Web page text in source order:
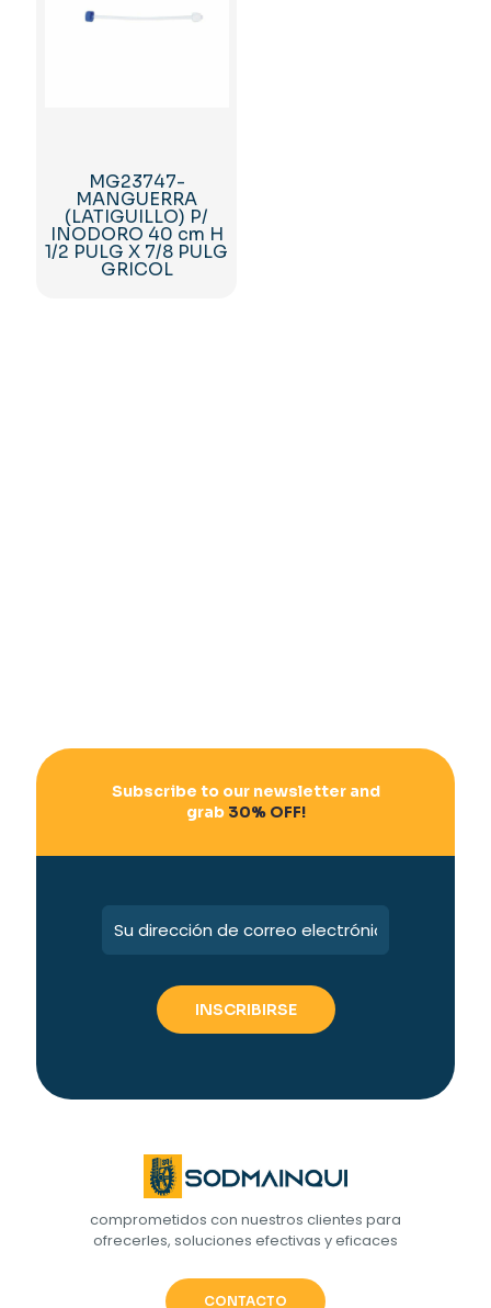
MG23747-
MANGUERRA
(LATIGUILLO) P/
INODORO 40 cm H
1/2 PULG X 7/8 PULG
GRICOL
Subscribe to our newsletter and
grab30% OFF!
comprometidos con nuestros clientes para
ofrecerles, soluciones efectivas y eficaces
CONTACTO